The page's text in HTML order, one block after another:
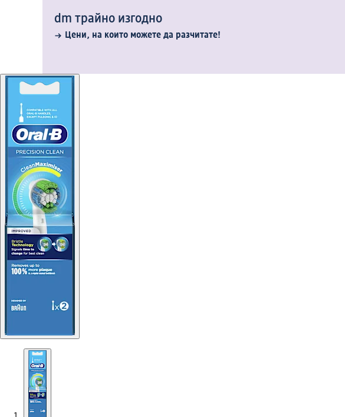
dm трайно изгодно
Цени, на които можете да разчитате!